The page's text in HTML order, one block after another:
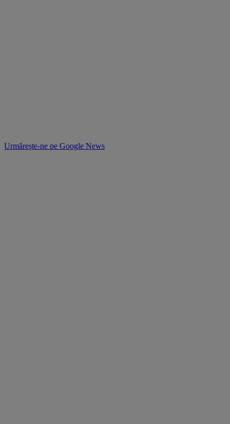
Urmărește-ne pe Google News